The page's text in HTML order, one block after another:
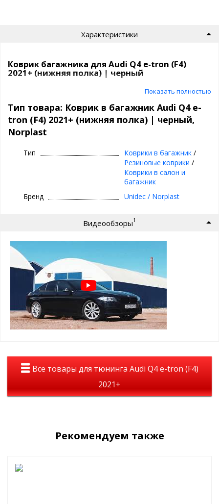
Характеристики
Коврик багажника для Audi Q4 e-tron (F4)
2021+ (нижняя полка) | черный
Полиуретановый автомобильный коврик в багажник Norplast
Материал: Полиуретан
Цвет: черный
Особенности коврика в багажник
(нижняя полка):
точно повторяет форму багажника
не деформируются
гибкость материала
Показать полностью
Тип товара: Коврик в багажник Audi Q4 e-
tron (F4) 2021+ (нижняя полка) | черный,
Norplast
Тип Коврики в багажник/
Резиновые коврики /
Коврики в салон и
багажник
Бренд
Unidec / Norplast
Видеообзоры1
Все товары для тюнинга Audi Q4 e-tron (F4)
2021+
Рекомендуем также